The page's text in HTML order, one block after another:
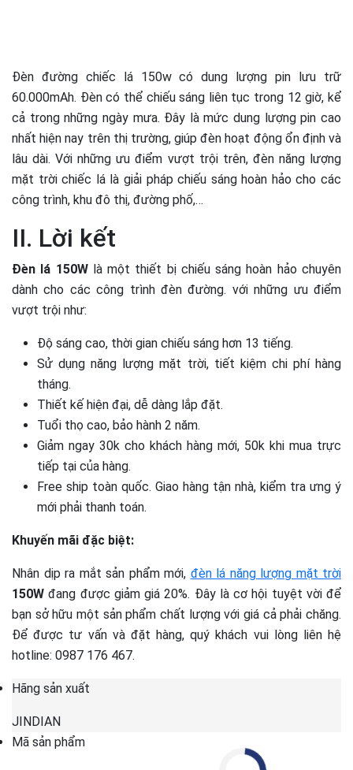
Đèn đường chiếc lá 150w có dung lượng pin lưu trữ
60.000mAh. Đèn có thể chiếu sáng liên tục trong 12 giờ, kể
cả trong những ngày mưa. Đây là mức dung lượng pin cao
nhất hiện nay trên thị trường, giúp đèn hoạt động ổn định và
lâu dài. Với những ưu điểm vượt trội trên, đèn năng lượng
mặt trời chiếc lá là giải pháp chiếu sáng hoàn hảo cho các
công trình, khu đô thị, đường phố,…
II. Lời kết
Đèn lá 150Wlà một thiết bị chiếu sáng hoàn hảo chuyên
dành cho các công trình đèn đường. với những ưu điểm
vượt trội như:
Độ sáng cao, thời gian chiếu sáng hơn 13 tiếng.
Sử dụng năng lượng mặt trời, tiết kiệm chi phí hàng
tháng.
Thiết kế hiện đại, dễ dàng lắp đặt.
Tuổi thọ cao, bảo hành 2 năm.
Giảm ngay 30k cho khách hàng mới, 50k khi mua trực
tiếp tại của hàng.
Free ship toàn quốc. Giao hàng tận nhà, kiểm tra ưng ý
mới phải thanh toán.
Khuyến mãi đặc biệt:
Nhân dịp ra mắt sản phẩm mới, đèn lá năng lượng mặt trời
150W đang được giảm giá 20%. Đây là cơ hội tuyệt vời để
bạn sở hữu một sản phẩm chất lượng với giá cả phải chăng.
Để được tư vấn và đặt hàng, quý khách vui lòng liên hệ
hotline: 0987 176 467.
Hãng sản xuất
JINDIAN
Mã sản phẩm